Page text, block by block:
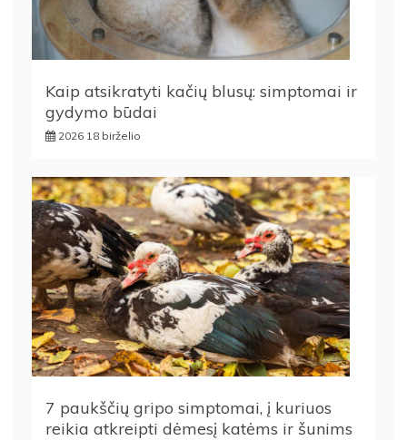
Kaip atsikratyti kačių blusų: simptomai ir
gydymo būdai
2026 18 birželio
7 paukščių gripo simptomai, į kuriuos
reikia atkreipti dėmesį katėms ir šunims